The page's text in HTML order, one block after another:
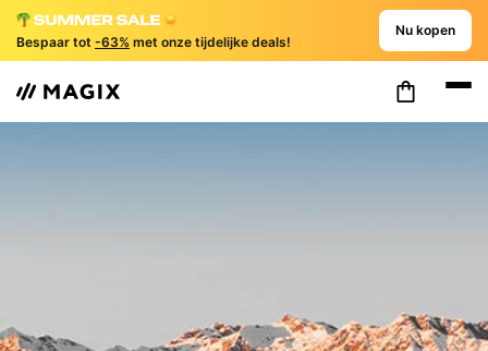
Bespaar tot -63% met onze tijdelijke deals!
Nu kopen